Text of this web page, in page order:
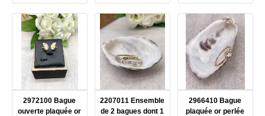
2972100 Bague
ouverte plaquée or
2207011 Ensemble
de 2 bagues dont 1
2966410 Bague
plaquée or perlée